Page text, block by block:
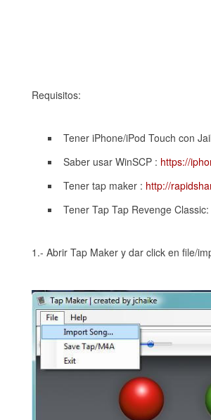
Requisitos:
Tener iPhone/iPod Touch con
Saber usar WinSCP : https://
Tener tap maker : http://
Tener Tap Tap Revenge Classic:
1.- Abrir Tap Maker y dar click en file/